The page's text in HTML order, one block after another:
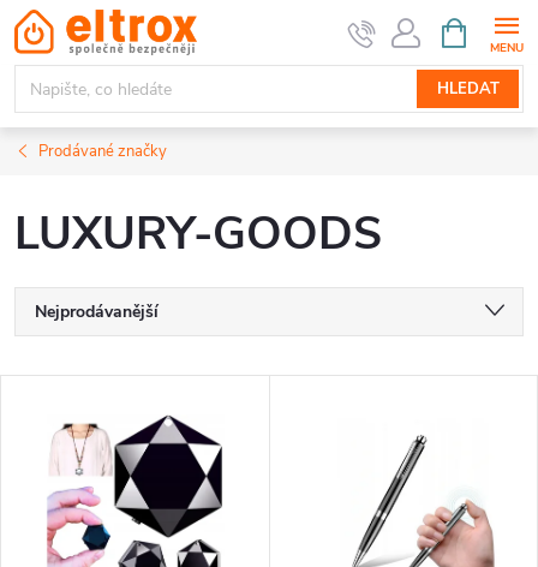
Přejít
na
obsah
HLEDAT
NÁKUPNÍ
KOŠÍK
Prodávané značky
LUXURY-GOODS
Ř
a
Nejprodávanější
Abecedně